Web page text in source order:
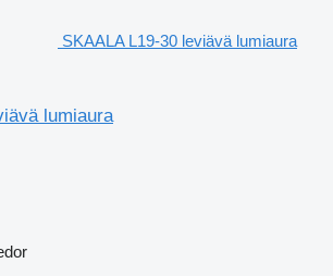
SKAALA L19-30 leviävä lumiaura
lumiaura